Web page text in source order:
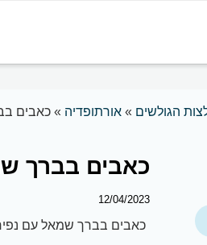
הגולשים » אורתופדיה » כאבים
כאבים בברך
12/04/2023
כאבים בברך שמאל עם